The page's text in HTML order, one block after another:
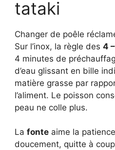
tataki
Changer de poêle
Sur l’inox, la règle des 4
4 minutes de
d’eau glissant en bille
matière grasse par
l’aliment. Le poisson
peau ne colle plus.
La fonte aime la
doucement, quitte à